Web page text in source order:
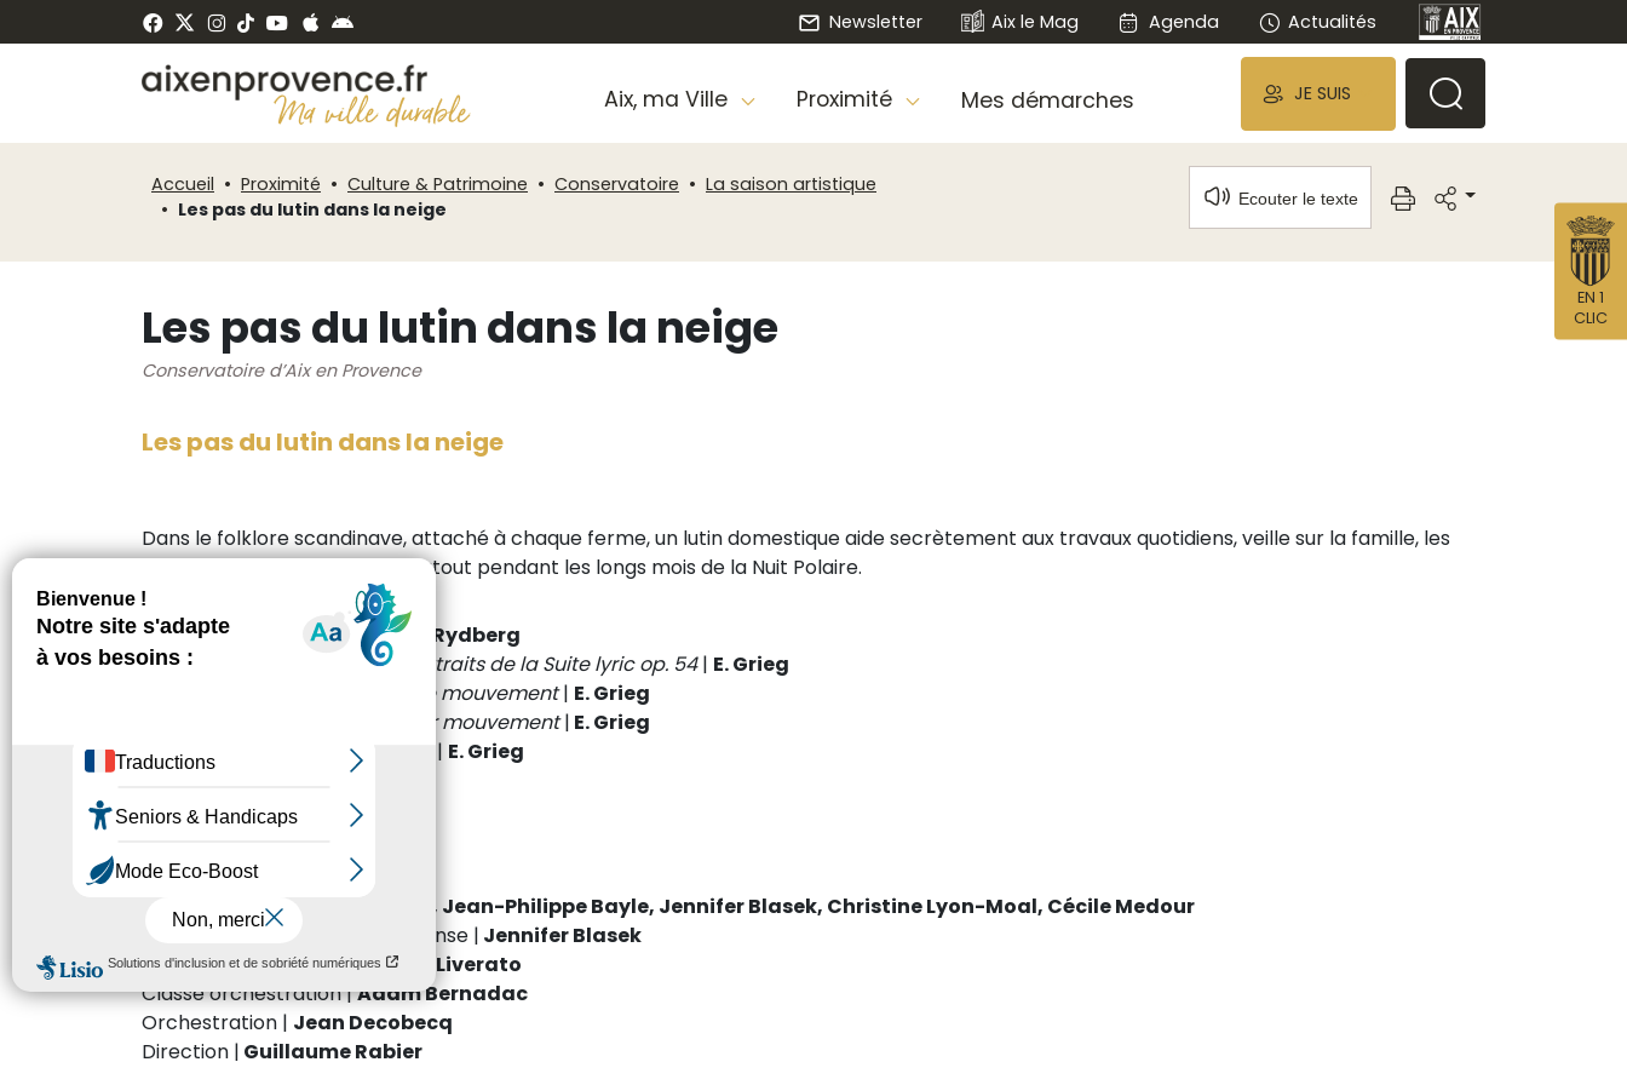
Newsletter Aix le Mag Agenda Actualités
Aix, ma Ville Proximité Mes démarches JE SUIS
Accueil Proximité Culture & Patrimoine Conservatoire
La saison artistique
Les pas du lutin dans la neige
Ecouter le texte
Les pas du lutin dans la neige
Conservatoire d’Aix en Provence
Les pas du lutin dans la neige
Dans le folklore scandinave, attaché à chaque ferme, un lutin domestique aide secrètement aux travaux quotidiens, veille sur la famille, les
enfants, et sur les animaux, surtout pendant les longs mois de la Nuit Polaire.
« Tomten » , poème suédois |V. Rydberg
Marche des nains, Notturno, extraits de la Suite lyric op. 54| E. Grieg
Danse Norwegian op. 35, 2ème mouvement| E. Grieg
Symphonique danse op. 64, 1er mouvement| E. Grieg
Mélodie Élégiaque, Last Spring | E. Grieg
Chant |Lili Berenstein
Chorégraphies |
Karine Aznar, Jean-Philippe Bayle, Jennifer Blasek, Christine Lyon-Moal, Cécile Medour
Coordination Département Danse | Jennifer Blasek
Classe de théâtre |Catherine Liverato
Classe orchestration |Adam Bernadac
Orchestration | Jean Decobecq
Direction | Guillaume Rabier
EN 1
CLIC
de
Panneau de gestion des cookies